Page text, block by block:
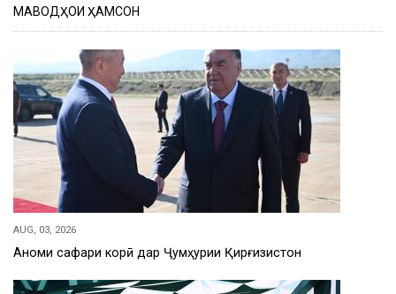
МАВОДҲОИ ҲАМСОН
AUG, 03, 2026
Анҷоми сафари корӣ дар Ҷумҳурии Қирғизистон